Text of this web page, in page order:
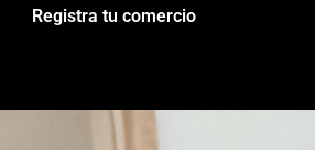
Registra tu comercio